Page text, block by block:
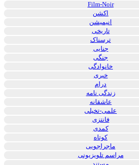
Film-Noir
اکشن
انیمیشن
تاریخی
ترسناک
جنایی
جنگی
خانوادگی
خبری
درام
زندگی نامه
عاشقانه
علمی-تخیلی
فانتزی
کمدی
کوتاه
ماجراجویی
مراسم تلویزیونی